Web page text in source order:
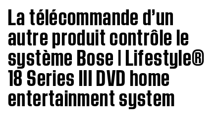
La télécommande d’un
autre produit contrôle le
système Bose | Lifestyle®
18 Series III DVD home
entertainment system